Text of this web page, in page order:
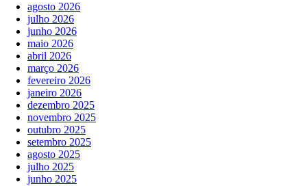
agosto 2026
julho 2026
junho 2026
maio 2026
abril 2026
março 2026
fevereiro 2026
janeiro 2026
dezembro 2025
novembro 2025
outubro 2025
setembro 2025
agosto 2025
julho 2025
junho 2025